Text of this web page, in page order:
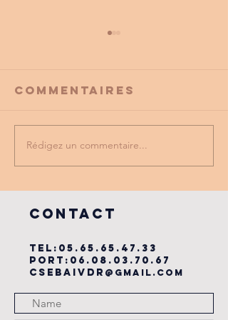
PROMO
PARTENAIRE
Commentaires
Rédigez un commentaire...
COntact
TEL: 05.65.65.47.33
PORT: 06.08.03.70.67
csebaivdr @gmail.com